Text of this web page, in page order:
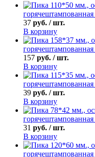
горячештампованная
37 руб. / шт.
В корзину
горячештампованная
157 руб. / шт.
В корзину
горячештампованная
39 руб. / шт.
В корзину
горячештампованная
31 руб. / шт.
В корзину
горячештампованная